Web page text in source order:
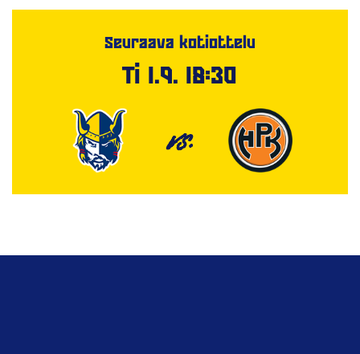
Seuraava kotiottelu
Ti 1.9. 18:30
VS.